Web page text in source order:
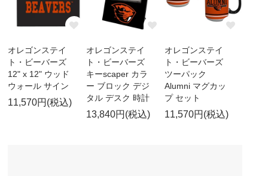
オレゴンステイ
ト・ビーバーズ
12" x 12" ウッド
ウォール サイン
11,570円(税込)
オレゴンステイ
ト・ビーバーズ
キーscaper カラ
ー ブロック デジ
タル デスク 時計
13,840円(税込)
オレゴンステイ
ト・ビーバーズ
ツーパック
Alumni マグカッ
プ セット
11,570円(税込)